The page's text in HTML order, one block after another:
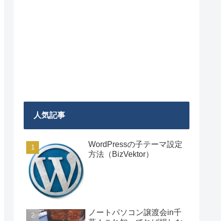
人気記事
WordPressの子テーマ設定
方法（BizVektor）
ノートパソコン譲渡会in千